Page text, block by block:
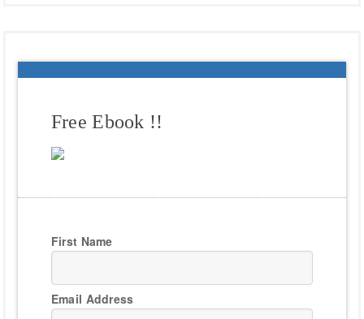
Free Ebook !!
First Name
Email Address